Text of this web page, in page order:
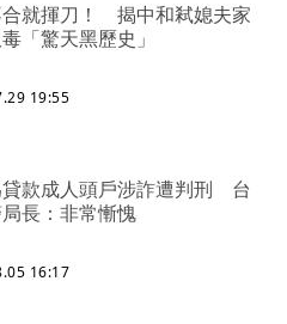
就揮刀！ 揭中和弒媳夫家
「驚天黑歷史」
19:55
款成人頭戶涉詐遭判刑 台
長：非常慚愧
16:17